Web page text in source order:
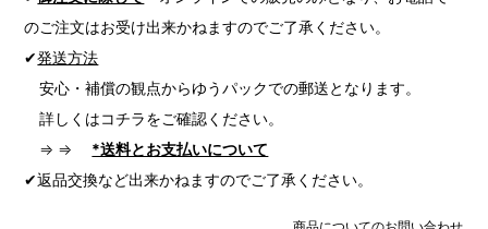
のご注文はお受け出来かねますのでご了承ください。
✔発送方法
安心・補償の観点からゆうパックでの郵送となります。
詳しくはコチラをご確認ください。
⇒ ⇒
*送料とお支払いについて
✔返品交換など出来かねますのでご了承ください。